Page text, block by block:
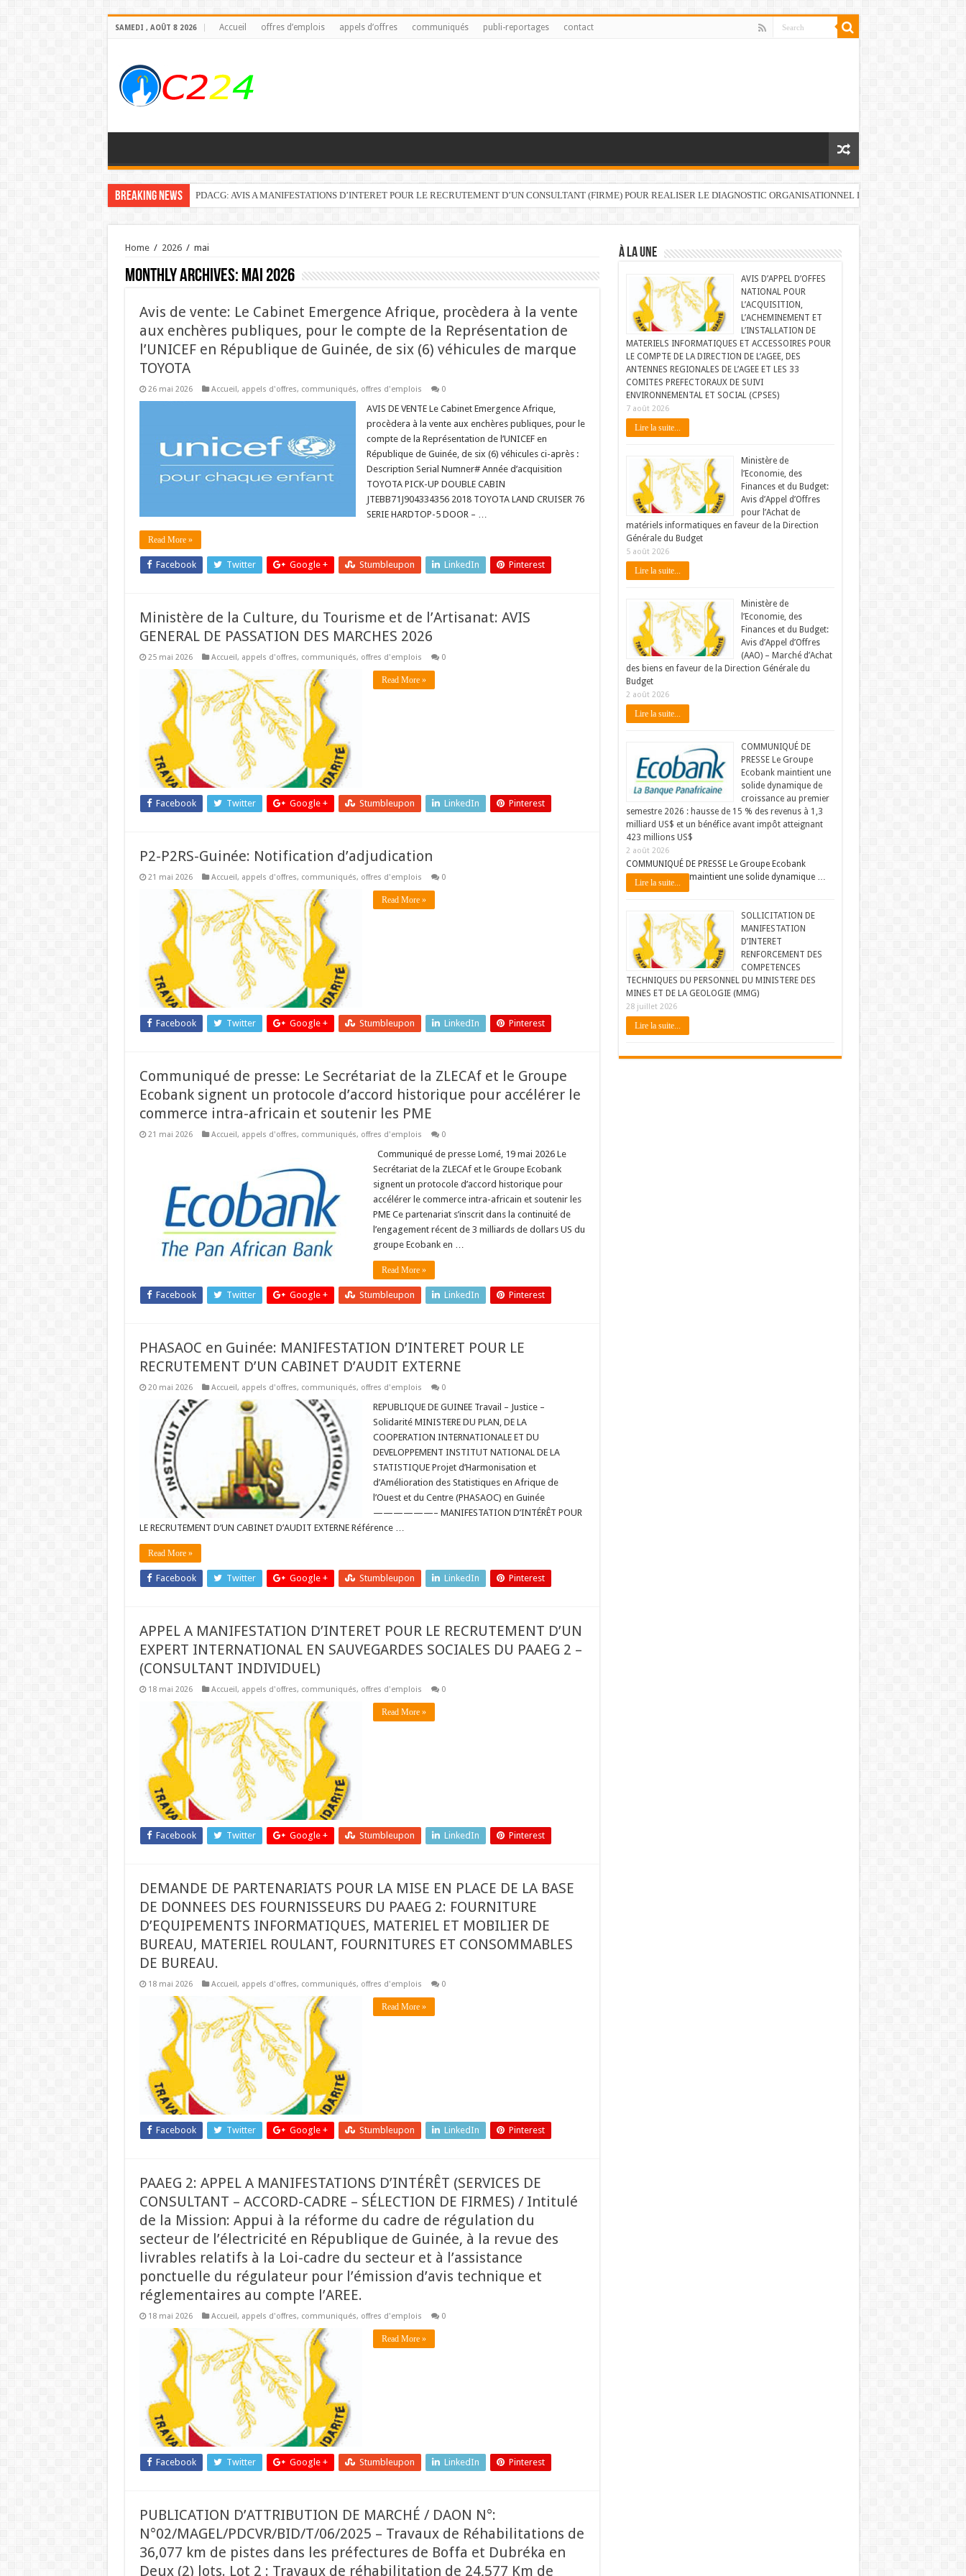
SAMEDI , AOÛT 8 2026 Accueil offres d’emplois appels d’offres communiqués publi-reportages contact
Breaking News PDACG: AVIS A MANIFESTATIONS D’INTERET POUR LE RECRUTEMENT D’UN CONSULTANT (FIRME) POUR REALISER LE DIAGNOSTIC ORGANISATIONNEL DU FONDS DE
Home / 2026 / mai
Monthly Archives: mai 2026
Avis de vente: Le Cabinet Emergence Afrique, procèdera à la vente
aux enchères publiques, pour le compte de la Représentation de
l’UNICEF en République de Guinée, de six (6) véhicules de marque
TOYOTA
26 mai 2026 Accueil, appels d'offres, communiqués, offres d'emplois 0
AVIS DE VENTE Le Cabinet Emergence Afrique,
procèdera à la vente aux enchères publiques, pour le
compte de la Représentation de l’UNICEF en
République de Guinée, de six (6) véhicules ci-après :
Description Serial Numner# Année d’acquisition
TOYOTA PICK-UP DOUBLE CABIN
JTEBB71J904334356 2018 TOYOTA LAND CRUISER 76
SERIE HARDTOP-5 DOOR – …
Read More »
Facebook Twitter Google + Stumbleupon LinkedIn Pinterest
Ministère de la Culture, du Tourisme et de l’Artisanat: AVIS
GENERAL DE PASSATION DES MARCHES 2026
25 mai 2026 Accueil, appels d'offres, communiqués, offres d'emplois 0
Read More »
Facebook Twitter Google + Stumbleupon LinkedIn Pinterest
P2-P2RS-Guinée: Notification d’adjudication
21 mai 2026 Accueil, appels d'offres, communiqués, offres d'emplois 0
Read More »
Facebook Twitter Google + Stumbleupon LinkedIn Pinterest
Communiqué de presse: Le Secrétariat de la ZLECAf et le Groupe
Ecobank signent un protocole d’accord historique pour accélérer le
commerce intra-africain et soutenir les PME
21 mai 2026 Accueil, appels d'offres, communiqués, offres d'emplois 0
Communiqué de presse Lomé, 19 mai 2026 Le
Secrétariat de la ZLECAf et le Groupe Ecobank
signent un protocole d’accord historique pour
accélérer le commerce intra-africain et soutenir les
PME Ce partenariat s’inscrit dans la continuité de
l’engagement récent de 3 milliards de dollars US du
groupe Ecobank en …
Read More »
Facebook Twitter Google + Stumbleupon LinkedIn Pinterest
PHASAOC en Guinée: MANIFESTATION D’INTERET POUR LE
RECRUTEMENT D’UN CABINET D’AUDIT EXTERNE
20 mai 2026 Accueil, appels d'offres, communiqués, offres d'emplois 0
REPUBLIQUE DE GUINEE Travail – Justice –
Solidarité MINISTERE DU PLAN, DE LA
COOPERATION INTERNATIONALE ET DU
DEVELOPPEMENT INSTITUT NATIONAL DE LA
STATISTIQUE Projet d’Harmonisation et
d’Amélioration des Statistiques en Afrique de
l’Ouest et du Centre (PHASAOC) en Guinée
——————– MANIFESTATION D’INTÉRÊT POUR
LE RECRUTEMENT D’UN CABINET D’AUDIT EXTERNE Référence …
Read More »
Facebook Twitter Google + Stumbleupon LinkedIn Pinterest
APPEL A MANIFESTATION D’INTERET POUR LE RECRUTEMENT D’UN
EXPERT INTERNATIONAL EN SAUVEGARDES SOCIALES DU PAAEG 2 –
(CONSULTANT INDIVIDUEL)
18 mai 2026 Accueil, appels d'offres, communiqués, offres d'emplois 0
Read More »
Facebook Twitter Google + Stumbleupon LinkedIn Pinterest
DEMANDE DE PARTENARIATS POUR LA MISE EN PLACE DE LA BASE
DE DONNEES DES FOURNISSEURS DU PAAEG 2: FOURNITURE
D’EQUIPEMENTS INFORMATIQUES, MATERIEL ET MOBILIER DE
BUREAU, MATERIEL ROULANT, FOURNITURES ET CONSOMMABLES
DE BUREAU.
18 mai 2026 Accueil, appels d'offres, communiqués, offres d'emplois 0
Read More »
Facebook Twitter Google + Stumbleupon LinkedIn Pinterest
PAAEG 2: APPEL A MANIFESTATIONS D’INTÉRÊT (SERVICES DE
CONSULTANT – ACCORD-CADRE – SÉLECTION DE FIRMES) / Intitulé
de la Mission: Appui à la réforme du cadre de régulation du
secteur de l’électricité en République de Guinée, à la revue des
livrables relatifs à la Loi-cadre du secteur et à l’assistance
ponctuelle du régulateur pour l’émission d’avis technique et
réglementaires au compte l’AREE.
18 mai 2026 Accueil, appels d'offres, communiqués, offres d'emplois 0
Read More »
Facebook Twitter Google + Stumbleupon LinkedIn Pinterest
PUBLICATION D’ATTRIBUTION DE MARCHÉ / DAON N°:
N°02/MAGEL/PDCVR/BID/T/06/2025 – Travaux de Réhabilitations de
36,077 km de pistes dans les préfectures de Boffa et Dubréka en
Deux (2) lots. Lot 2 : Travaux de réhabilitation de 24,577 Km de
À LA UNE
AVIS D’APPEL D’OFFES
NATIONAL POUR
L’ACQUISITION,
L’ACHEMINEMENT ET
L’INSTALLATION DE
MATERIELS INFORMATIQUES ET ACCESSOIRES POUR
LE COMPTE DE LA DIRECTION DE L’AGEE, DES
ANTENNES REGIONALES DE L’AGEE ET LES 33
COMITES PREFECTORAUX DE SUIVI
ENVIRONNEMENTAL ET SOCIAL (CPSES)
7 août 2026
Lire la suite...
Ministère de
l’Economie, des
Finances et du Budget:
Avis d’Appel d’Offres
pour l’Achat de
matériels informatiques en faveur de la Direction
Générale du Budget
5 août 2026
Lire la suite...
Ministère de
l’Economie, des
Finances et du Budget:
Avis d’Appel d’Offres
(AAO) – Marché d’Achat
des biens en faveur de la Direction Générale du
Budget
2 août 2026
Lire la suite...
COMMUNIQUÉ DE
PRESSE Le Groupe
Ecobank maintient une
solide dynamique de
croissance au premier
semestre 2026 : hausse de 15 % des revenus à 1,3
milliard US$ et un bénéfice avant impôt atteignant
423 millions US$
2 août 2026
COMMUNIQUÉ DE PRESSE Le Groupe Ecobank
maintient une solide dynamique …
Lire la suite...
SOLLICITATION DE
MANIFESTATION
D’INTERET
RENFORCEMENT DES
COMPETENCES
TECHNIQUES DU PERSONNEL DU MINISTERE DES
MINES ET DE LA GEOLOGIE (MMG)
28 juillet 2026
Lire la suite...